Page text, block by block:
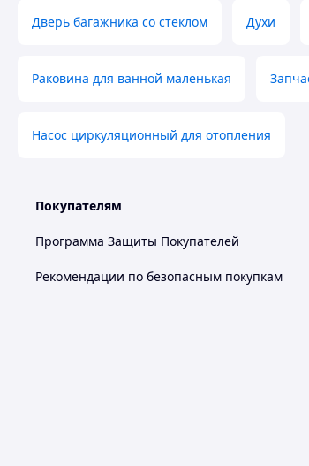
Дверь багажника со стеклом Духи
Раковина для ванной маленькая
Насос циркуляционный для отопления
Покупателям
Программа Защиты Покупателей
Рекомендации по безопасным покупкам